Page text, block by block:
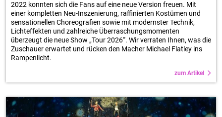
2022 konnten sich die Fans auf eine neue Version freuen. Mit
einer kompletten Neu-Inszenierung, raffinierten Kostümen und
sensationellen Choreografien sowie mit modernster Technik,
Lichteffekten und zahlreiche Überraschungsmomenten
überzeugt die neue Show „Tour 2026“. Wir verraten Ihnen, was die
Zuschauer erwartet und rücken den Macher Michael Flatley ins
Rampenlicht.
zum Artikel